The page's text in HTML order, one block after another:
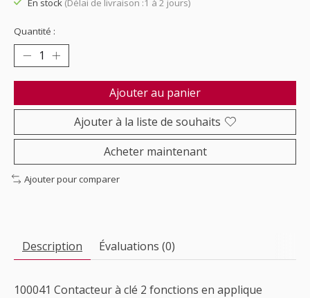
Quantité :
Ajouter au panier
Ajouter à la liste de souhaits
Acheter maintenant
Ajouter pour comparer
Description Évaluations (0)
100041 Contacteur à clé 2 fonctions en applique